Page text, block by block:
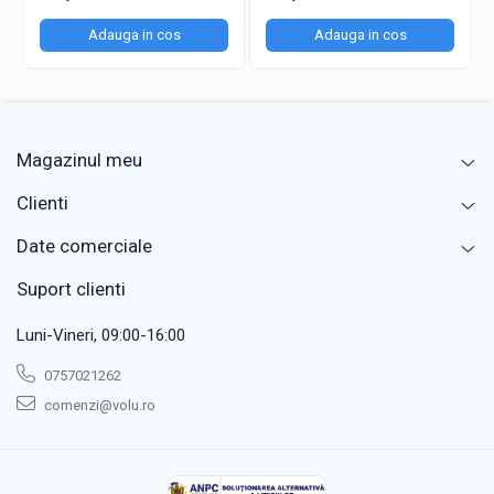
Adauga in cos Adauga in cos
Magazinul meu
Clienti
Date comerciale
Suport clienti
Luni-Vineri, 09:00-16:00
0757021262
comenzi@volu.ro